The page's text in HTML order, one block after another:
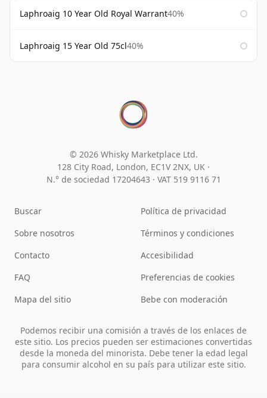
Laphroaig 10 Year Old Royal Warrant40%
Laphroaig 15 Year Old 75cl40%
© 2026 Whisky Marketplace Ltd.
128 City Road, London, EC1V 2NX, UK ·
N.° de sociedad 17204643 · VAT 519 9116 71
Buscar
Sobre nosotros
Contacto
FAQ
Mapa del sitio
Política de privacidad
Términos y condiciones
Accesibilidad
Preferencias de cookies
Bebe con moderación
Podemos recibir una comisión a través de los enlaces de
este sitio. Los precios pueden ser estimaciones convertidas
desde la moneda del minorista. Debe tener la edad legal
para consumir alcohol en su país para utilizar este sitio.